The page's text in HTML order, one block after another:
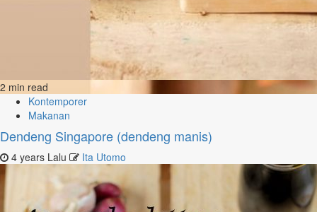
2 min read
Kontemporer
Makanan
Dendeng Singapore (dendeng manis)
4 years Lalu Ita Utomo